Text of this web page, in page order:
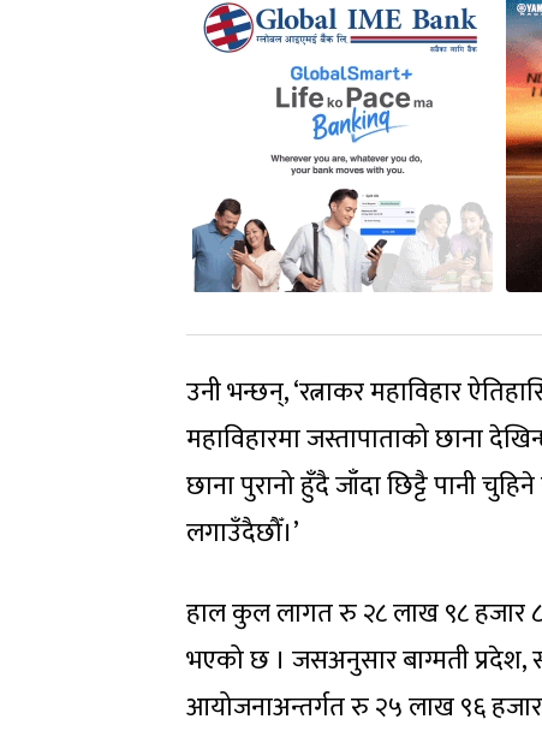
उनी भन्छन्, ‘रत्नाकर महाविहार
महाविहारमा जस्तापाताको छाना
छाना पुरानो हुँदै जाँदा छिट्टै पानी
लगाउँदैछौँ।’
हाल कुल लागत रु २८ लाख ९८ हजार
भएको छ । जसअनुसार बाग्मती प्रदेश,
आयोजनाअन्तर्गत रु २५ लाख ९६